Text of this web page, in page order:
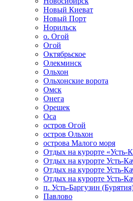
Новый Киеват
Новый Порт
Норильск
о. Огой
Огой
Октябрьское
Олекминск
Ольхон
Ольхонские ворота
Омск
Онега
Орешек
Оса
остров Огой
остров Ольхон
острова Малого моря
Отдых на курорте «Усть-
Отдых на курорте Усть-
Отдых на курорте Усть-
Отдых на курорте Усть-
п. Усть-Баргузин
Павлово